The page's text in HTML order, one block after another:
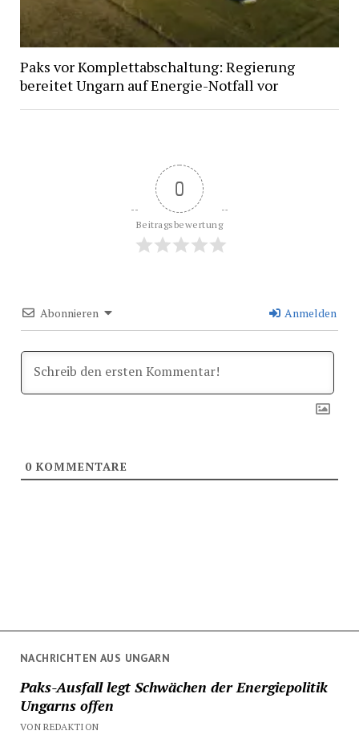
NACHRICHTEN AUS UNGARN
Paks-Ausfall legt Schwächen der Energiepolitik
Ungarns offen
VON REDAKTION
Paks vor Komplettabschaltung: Regierung
bereitet Ungarn auf Energie-Notfall vor
0
Beitragsbewertung
Abonnieren Anmelden
0KOMMENTARE